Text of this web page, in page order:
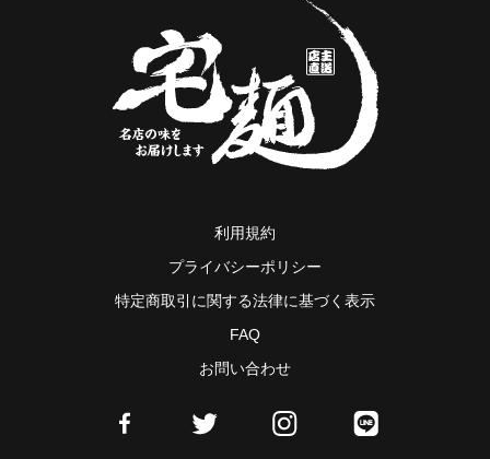
利用規約
プライバシーポリシー
特定商取引に関する法律に基づく表示
FAQ
お問い合わせ